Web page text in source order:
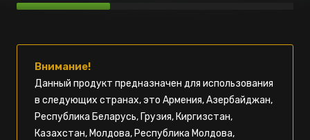
Внимание!
Данный продукт предназначен для использования
в следующих странах, это Армения, Азербайджан,
Республика Беларусь, Грузия, Киргизстан,
Казахстан, Молдова, Республика Молдова,